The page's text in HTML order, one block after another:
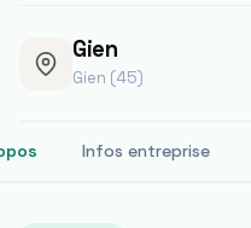
Gien
Gien (45)
Infos entreprise